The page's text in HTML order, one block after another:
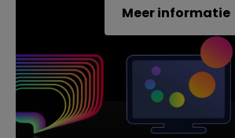
Meer informatie